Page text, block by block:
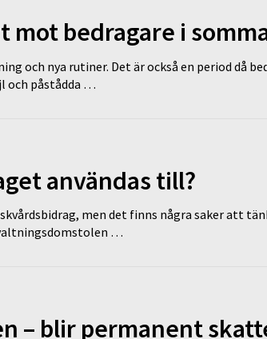
mot bedragare i
och nya rutiner. Det är också en period då
och påstådda …
användas till?
men det finns några saker att
…
– blir permanent